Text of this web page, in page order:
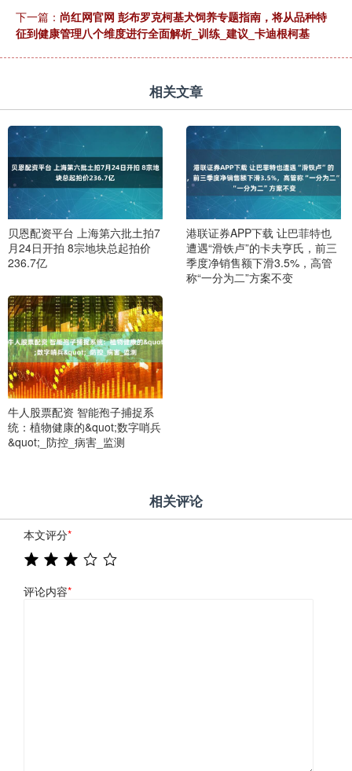
下一篇： 尚红网官网 彭布罗克柯基犬饲养专题指南，将从品种特
征到健康管理八个维度进行全面解析_训练_建议_卡迪根柯基
相关文章
贝恩配资平台 上海第六批土拍7
月24日开拍 8宗地块总起拍价
236.7亿
港联证券APP下载 让巴菲特也
遭遇“滑铁卢”的卡夫亨氏，前三
季度净销售额下滑3.5%，高管
称“一分为二”方案不变
牛人股票配资 智能孢子捕捉系
统：植物健康的&quot;数字哨兵
&quot;_防控_病害_监测
相关评论
本文评分*
评论内容*